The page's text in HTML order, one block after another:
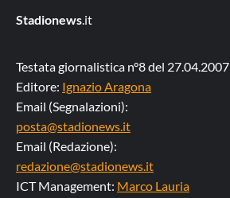
Stadionews.it
Testata giornalistica n°8 del 27.04.2007
Editore: Ignazio Aragona
Email (Segnalazioni):
posta@stadionews.it
Email (Redazione):
redazione@stadionews.it
ICT Management: Marco Lauria